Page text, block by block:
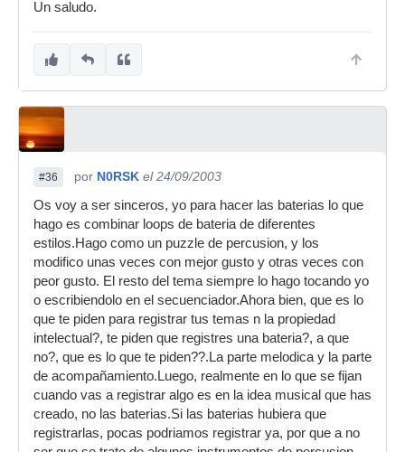
Un saludo.
#36 por N0RSK el 24/09/2003
Os voy a ser sinceros, yo para hacer las baterias lo que
hago es combinar loops de bateria de diferentes
estilos.Hago como un puzzle de percusion, y los
modifico unas veces con mejor gusto y otras veces con
peor gusto. El resto del tema siempre lo hago tocando yo
o escribiendolo en el secuenciador.Ahora bien, que es lo
que te piden para registrar tus temas n la propiedad
intelectual?, te piden que registres una bateria?, a que
no?, que es lo que te piden??.La parte melodica y la parte
de acompañamiento.Luego, realmente en lo que se fijan
cuando vas a registrar algo es en la idea musical que has
creado, no las baterias.Si las baterias hubiera que
registrarlas, pocas podriamos registrar ya, por que a no